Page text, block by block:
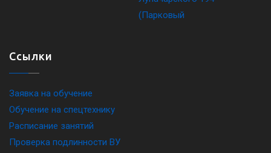
Ссылки
Заявка на обучение
Обучение на спецтехнику
Расписание занятий
Проверка подлинности ВУ